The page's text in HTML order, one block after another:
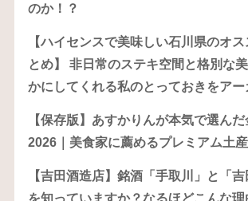
のか！？
【ハイセンスで美味しい石川県のオ
とめ】 非日常のステキ空間と格別な
かにしてくれる私のとっておきをアー
【保存版】あすかりんが本気で選ん
2026｜美食家に薦めるプレミアム土
【吉田酒造店】銘酒「手取川」と「
を知っていますか？なるほどこんな